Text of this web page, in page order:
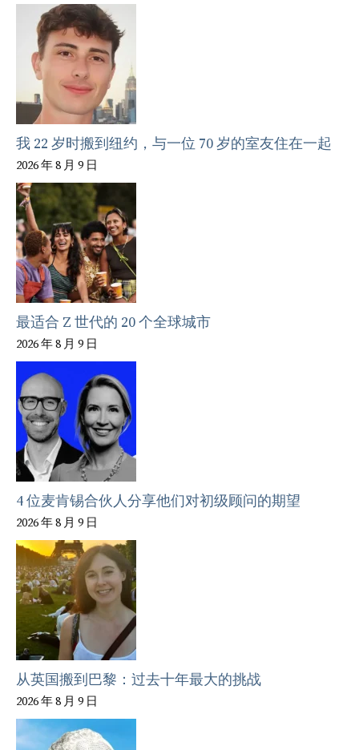
我 22 岁时搬到纽约，与一位 70 岁的室友住在一起
2026 年 8 月 9 日
最适合 Z 世代的 20 个全球城市
2026 年 8 月 9 日
4 位麦肯锡合伙人分享他们对初级顾问的期望
2026 年 8 月 9 日
从英国搬到巴黎：过去十年最大的挑战
2026 年 8 月 9 日